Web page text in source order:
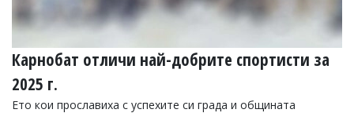
тях!
Ако
откриете
обиден
за
вас
коментар,
Карнобат отличи най-добрите спортисти за
2025 г.
Ето кои прославиха с успехите си града и общината